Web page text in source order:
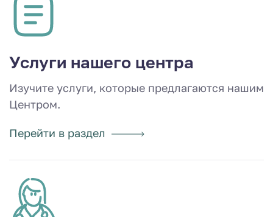
Услуги нашего центра
Изучите услуги, которые предлагаются нашим
Центром.
Перейти в раздел